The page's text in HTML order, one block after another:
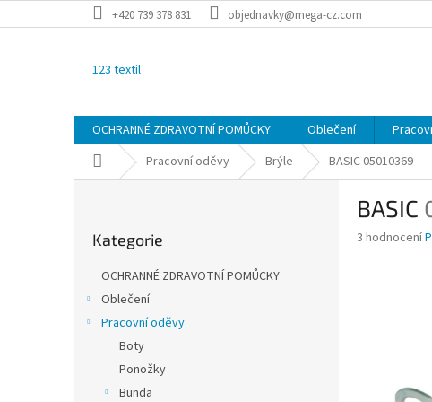
na
+420 739 378 831 objednavky@mega-cz.com
123 textil
OCHRANNÉ ZDRAVOTNÍ POMŮCKY Oblečení
Domů Pracovní oděvy Brýle BASIC 05010369
kategorie
Kategorie
OCHRANNÉ ZDRAVOTNÍ POMŮCKY
Oblečení
Pracovní oděvy
Boty
Ponožky
Bunda
BASIC
Průměrné
3 hodnocení